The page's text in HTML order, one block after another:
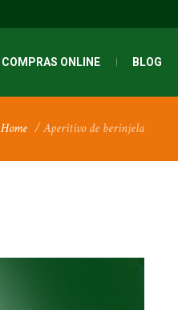
COMPRAS ONLINE BLOG
Home /Aperitivo de berinjela